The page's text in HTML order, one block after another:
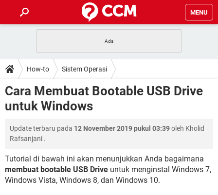
MENU
APLIKASI NONTON FILM & SERI
BUAT AKUN TIKTOK APLIKASI VIDEO-CALL
HOW-TO
SAFE MODE ANDROID
KODE RAHASIA NETFLIX
DOWNLOAD
ADOBE PREMIERE PRO
FORUM
Lupa Password Gmail WiFi Tidak Berfungsi
ENSIKLOPEDIA
Front Office dan Back Office OOP - Data Enkapsulasi
Jenis-jenis Network atau Jaringan
How-to Sistem Operasi
Cara Membuat Bootable USB Drive
untuk Windows
Update terbaru pada 12 November 2019 pukul 03:39oleh Kholid
Rafsanjani .
Tutorial di bawah ini akan menunjukkan Anda bagaimana
membuat bootable USB Drive untuk menginstal Windows 7,
Windows Vista, Windows 8, dan Windows 10.